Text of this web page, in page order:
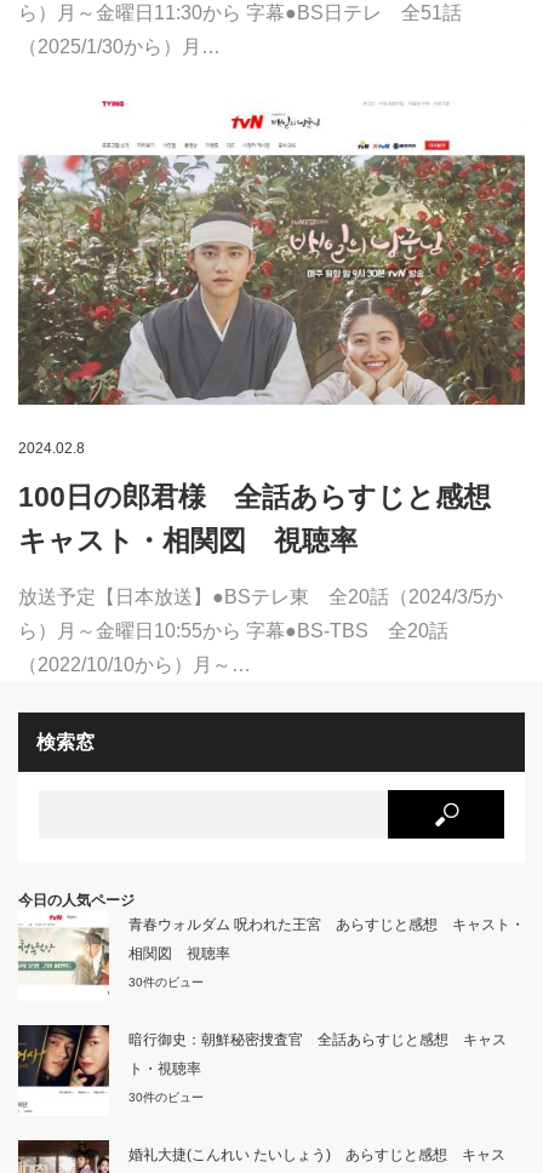
ら）月～金曜日11:30から 字幕●BS日テレ 全51話
（2025/1/30から）月…
2024.02.8
100日の郎君様 全話あらすじと感想
キャスト・相関図 視聴率
放送予定【日本放送】●BSテレ東 全20話（2024/3/5か
ら）月～金曜日10:55から 字幕●BS-TBS 全20話
（2022/10/10から）月～…
検索窓
今日の人気ページ
青春ウォルダム 呪われた王宮 あらすじと感想 キャスト・
相関図 視聴率
30件のビュー
暗行御史：朝鮮秘密捜査官 全話あらすじと感想 キャス
ト・視聴率
30件のビュー
婚礼大捷(こんれい たいしょう) あらすじと感想 キャス